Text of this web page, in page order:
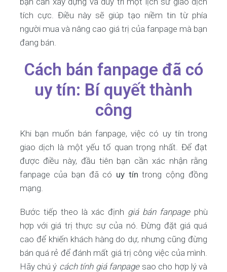
tích cực. Điều này sẽ giúp tạo niềm tin từ phía
người mua và nâng cao giá trị của fanpage mà bạn
đang bán.
Cách bán fanpage đã có
uy tín: Bí quyết thành
công
Khi bạn muốn bán fanpage, việc có uy tín trong
giao dịch là một yếu tố quan trọng nhất. Để đạt
được điều này, đầu tiên bạn cần xác nhận rằng
fanpage của bạn đã có uy tín trong cộng đồng
mạng.
Bước tiếp theo là xác định giá bán fanpage phù
hợp với giá trị thực sự của nó. Đừng đặt giá quá
cao để khiến khách hàng do dự, nhưng cũng đừng
bán quá rẻ để đánh mất giá trị công việc của mình.
Hãy chú ý cách tính giá fanpagesao cho hợp lý và